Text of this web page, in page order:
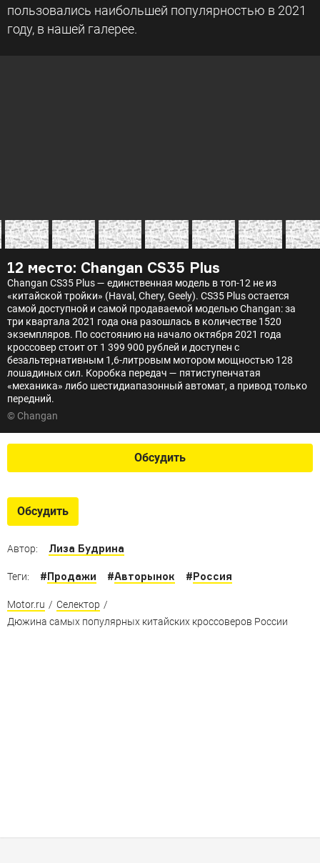
пользовались наибольшей популярностью в 2021
году, в нашей галерее.
12 место: Changan CS35 Plus
Changan CS35 Plus — единственная модель в топ-12 не из
«китайской тройки» (Haval, Chery, Geely). CS35 Plus остается
самой доступной и самой продаваемой моделью Changan: за
три квартала 2021 года она разошлась в количестве 1520
экземпляров. По состоянию на начало октября 2021 года
кроссовер стоит от 1 399 900 рублей и доступен с
безальтернативным 1,6-литровым мотором мощностью 128
лошадиных сил. Коробка передач — пятиступенчатая
«механика» либо шестидиапазонный автомат, а привод только
передний.
© Changan
Обсудить
Обсудить
Автор: Лиза Будрина
Теги: #Продажи #Авторынок #Россия
Motor.ru / Селектор /
Дюжина самых популярных китайских кроссоверов России